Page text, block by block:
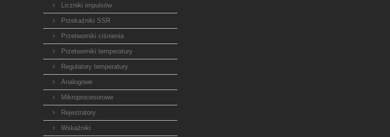
Liczniki impulsów
Przekaźniki SSR
Przetworniki ciśnienia
Przetworniki temperatury
Regulatory temperatury
Analogowe
Mikroprocesorowe
Rejestratory
Wskaźniki